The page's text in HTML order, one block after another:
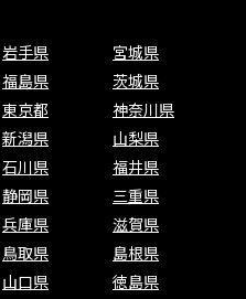
岩手県
宮城県
福島県
茨城県
東京都
神奈川県
新潟県
山梨県
石川県
福井県
静岡県
三重県
兵庫県
滋賀県
鳥取県
島根県
山口県
徳島県